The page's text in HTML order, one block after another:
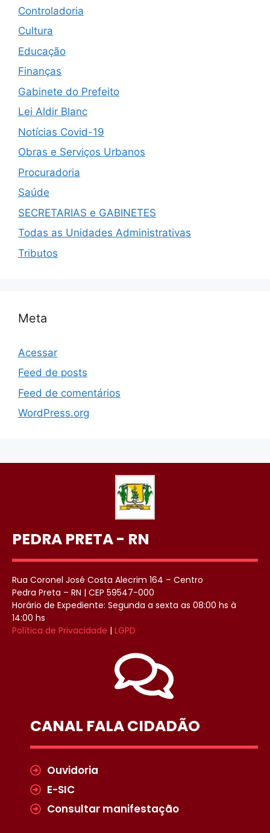
Controladoria
Cultura
Educação
Finanças
Gabinete do Prefeito
Lei Aldir Blanc
Notícias Covid-19
Obras e Serviços Urbanos
Procuradoria
Saúde
SECRETARIAS e GABINETES
Todas as Unidades Administrativas
Tributos
Meta
Acessar
Feed de posts
Feed de comentários
WordPress.org
PEDRA PRETA - RN
Rua Coronel José Costa Alecrim 164 – Centro
Pedra Preta – RN | CEP 59547-000
Horário de Expediente: Segunda a sexta as 08:00 hs à
14:00 hs
Política de Privacidade | LGPD
CANAL FALA CIDADÃO
Ouvidoria
E-SIC
Consultar manifestação